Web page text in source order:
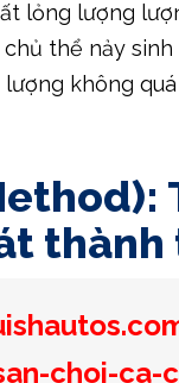
choi-ca-
2025